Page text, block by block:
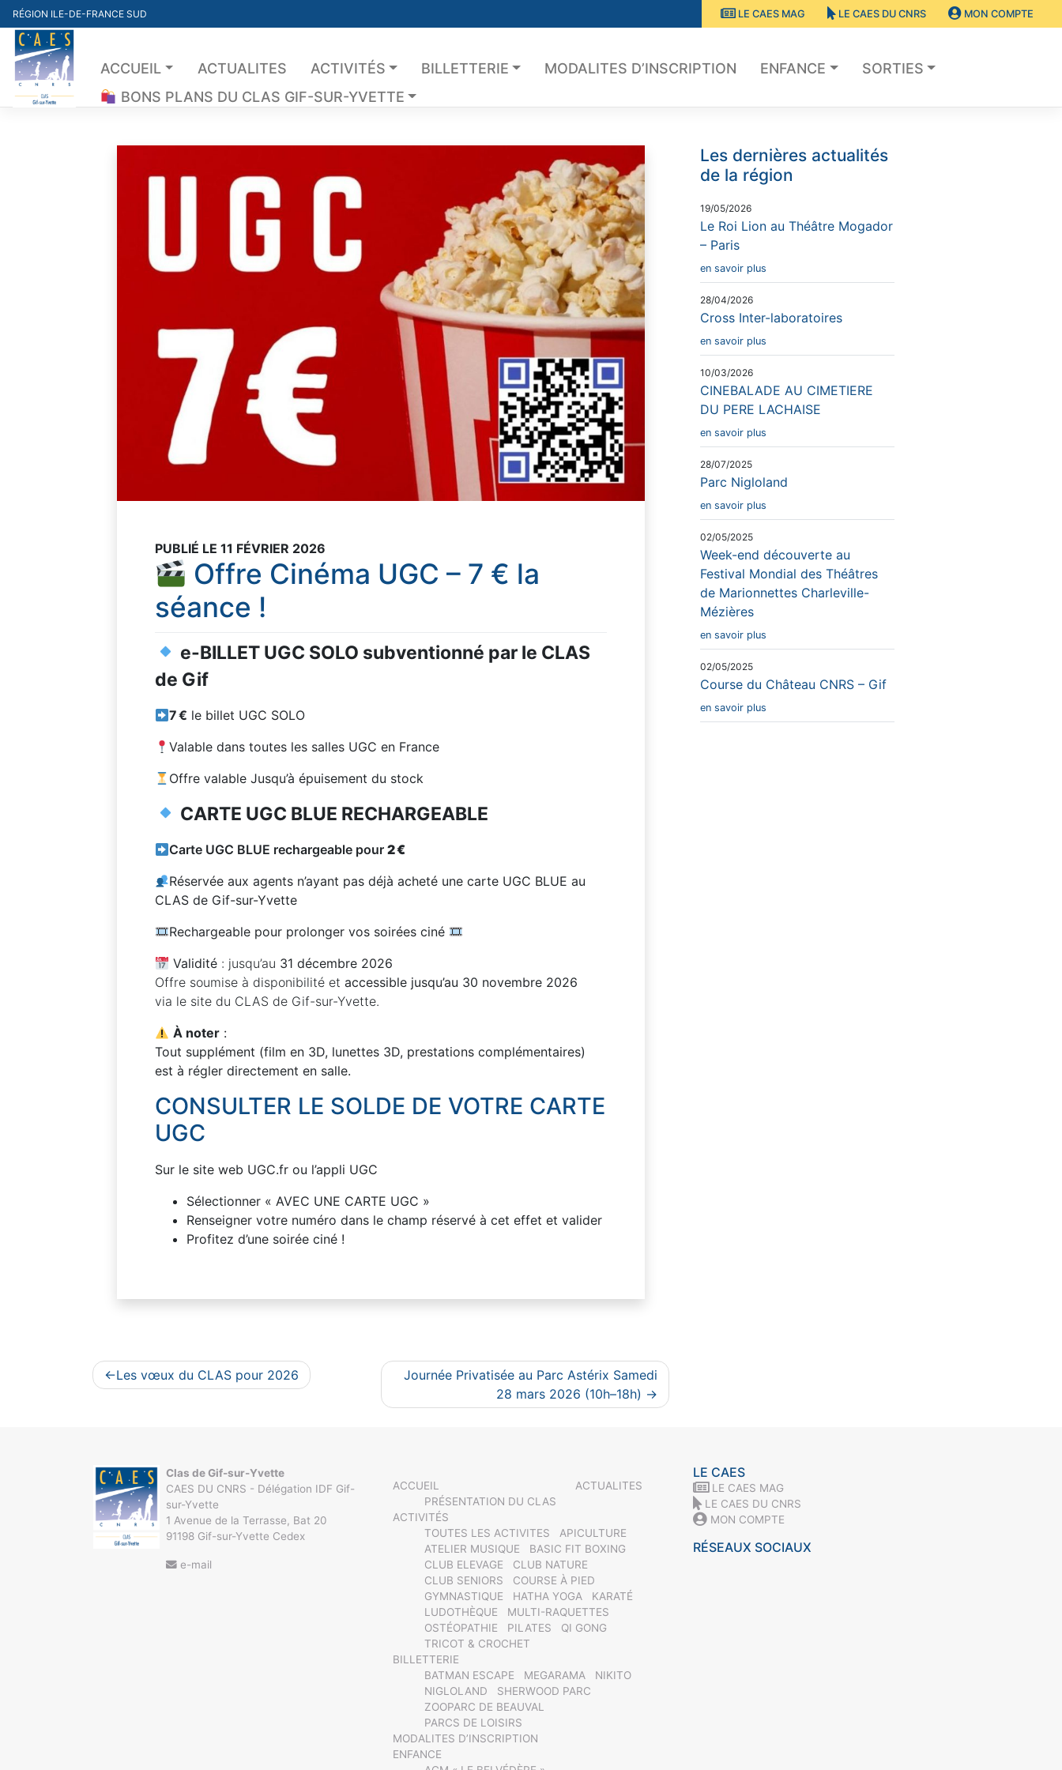
Skip
to
content
RÉGION ILE-DE-FRANCE SUD LE CAES MAG LE CAES DU CNRS MON COMPTE
ACCUEIL ACTUALITES ACTIVITÉS BILLETTERIE MODALITES D’INSCRIPTION ENFANCE
SORTIES
BONS PLANS DU CLAS GIF-SUR-YVETTE
PUBLIÉ LE 11 FÉVRIER 2026
Offre Cinéma UGC – 7 € la
séance !
e-BILLET UGC SOLO subventionné par le CLAS
de Gif
7 € le billet UGC SOLO
Valable dans toutes les salles UGC en France
Offre valable Jusqu’à épuisement du stock
CARTE UGC BLUE RECHARGEABLE
Carte UGC BLUE rechargeable pour2 €
Réservée aux agents n’ayant pas déjà acheté une carte UGC BLUE au
CLAS de Gif-sur-Yvette
Rechargeable pour prolonger vos soirées ciné
Validité : jusqu’au 31 décembre 2026
Offre soumise à disponibilité et accessible jusqu’au 30 novembre 2026
via le site du CLAS de Gif-sur-Yvette.
À noter :
Tout supplément (film en 3D, lunettes 3D, prestations complémentaires)
est à régler directement en salle.
CONSULTER LE SOLDE DE VOTRE CARTE
UGC
Sur le site web UGC.fr ou l’appli UGC
Sélectionner « AVEC UNE CARTE UGC »
Renseigner votre numéro dans le champ réservé à cet effet et valider
Profitez d’une soirée ciné !
Navigation
Les vœux du CLAS pour 2026
Journée Privatisée au Parc Astérix Samedi
28 mars 2026 (10h–18h)
Les dernières actualités
de la région
19/05/2026
Le Roi Lion au Théâtre Mogador
– Paris
en savoir plus
28/04/2026
Cross Inter-laboratoires
en savoir plus
10/03/2026
CINEBALADE AU CIMETIERE
DU PERE LACHAISE
en savoir plus
28/07/2025
Parc Nigloland
en savoir plus
02/05/2025
Week-end découverte au
Festival Mondial des Théâtres
de Marionnettes Charleville-
Mézières
en savoir plus
02/05/2025
Course du Château CNRS – Gif
en savoir plus
Clas de Gif-sur-Yvette
CAES DU CNRS - Délégation IDF Gif-
sur-Yvette
1 Avenue de la Terrasse, Bat 20
91198 Gif-sur-Yvette Cedex
e-mail
ACCUEIL
PRÉSENTATION DU CLAS
ACTUALITES
ACTIVITÉS
TOUTES LES ACTIVITES
APICULTURE
ATELIER MUSIQUE
BASIC FIT BOXING
CLUB ELEVAGE
CLUB NATURE
CLUB SENIORS
COURSE À PIED
GYMNASTIQUE
HATHA YOGA
KARATÉ
LUDOTHÈQUE
MULTI-RAQUETTES
OSTÉOPATHIE
PILATES
QI GONG
TRICOT & CROCHET
BILLETTERIE
BATMAN ESCAPE
MEGARAMA
NIKITO
NIGLOLAND
SHERWOOD PARC
ZOOPARC DE BEAUVAL
PARCS DE LOISIRS
MODALITES D’INSCRIPTION
ENFANCE
LE CAES
LE CAES MAG
LE CAES DU CNRS
MON COMPTE
RÉSEAUX SOCIAUX